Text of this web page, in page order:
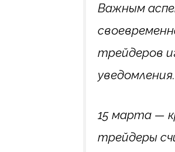
Важным
трейдеров
уведомления.
15 марта —
трейдеры